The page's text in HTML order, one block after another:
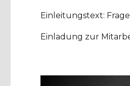
Einleitungstext:
Einladung zur